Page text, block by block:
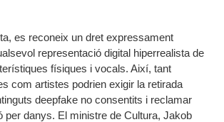
es reconeix un dret expressament
representació digital hiperrealista de
físiques i vocals. Així, tant
com artistes podrien exigir la retirada
deepfake no consentits i reclamar
per danys. El ministre de Cultura, Jakob